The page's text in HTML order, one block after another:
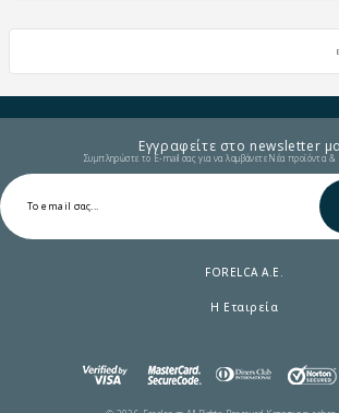
Εγγραφείτε στο newsletter
Συμπληρώστε το E-mail σας για να λαμβάνετε Νέα προϊόντα &
FORELCA A.E.
Η Εταιρεία